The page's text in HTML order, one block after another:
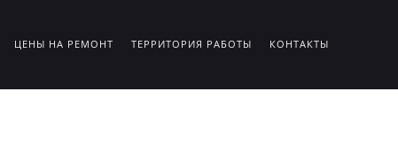
ЦЕНЫ НА РЕМОНТ ТЕРРИТОРИЯ РАБОТЫ КОНТАКТЫ